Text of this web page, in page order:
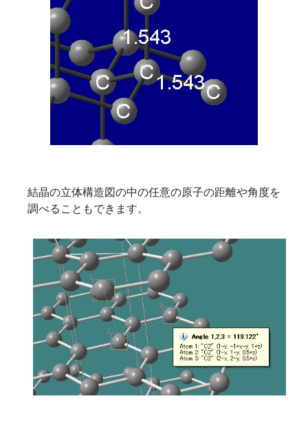
結晶の立体構造図の中の任意の原子の距離や角度を
調べることもできます。